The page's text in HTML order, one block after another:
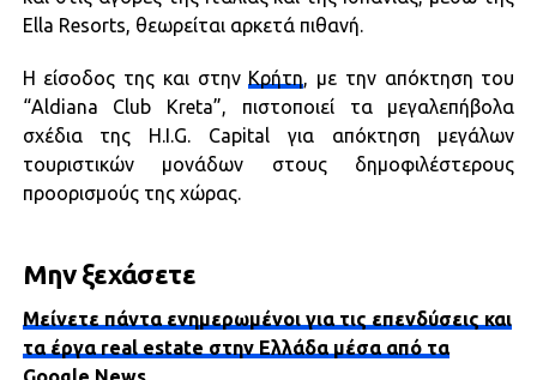
Ella Resorts, θεωρείται αρκετά πιθανή.
H είσοδος της και στην Κρήτη, με την απόκτηση του
“Aldiana Club Kreta”, πιστοποιεί τα μεγαλεπήβολα
σχέδια της H.I.G. Capital για απόκτηση μεγάλων
τουριστικών μονάδων στους δημοφιλέστερους
προορισμούς της χώρας.
Μην ξεχάσετε
Μείνετε πάντα ενημερωμένοι για τις επενδύσεις και
τα έργα real estate στην Ελλάδα μέσα από τα